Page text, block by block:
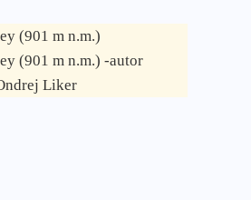
(901 m n.m.)
(901 m n.m.) -autor
Liker